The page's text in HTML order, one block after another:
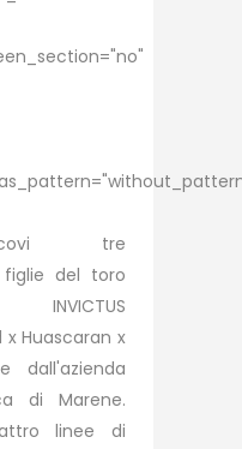
tre
figlie del toro
x Huascaran x
dall'azienda
di Marene.
linee di